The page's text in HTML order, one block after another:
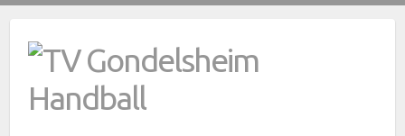
content